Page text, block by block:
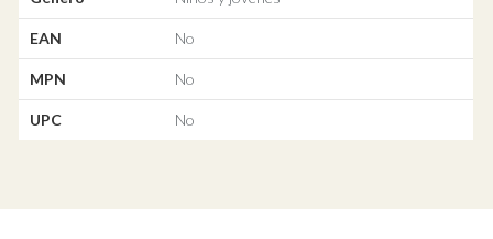
EAN No
MPN No
UPC No